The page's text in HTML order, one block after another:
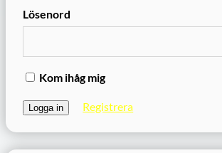
Lösenord
Kom ihåg mig
Registrera